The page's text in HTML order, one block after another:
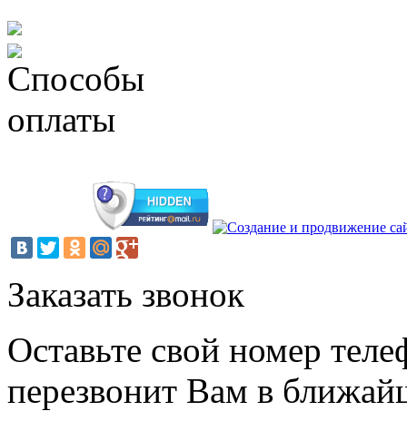
Заказать звонок
Оставьте свой номер
перезвонит Вам в